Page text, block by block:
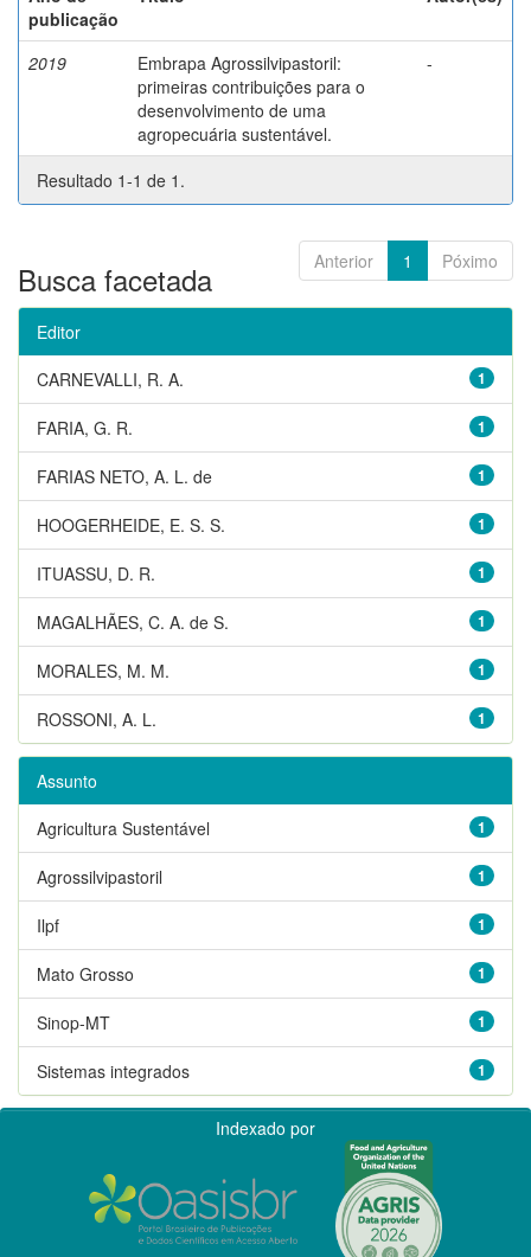
publicação
2019
Embrapa Agrossilvipastoril:
primeiras contribuições para o
desenvolvimento de uma
agropecuária sustentável.
-
Resultado 1-1 de 1.
Anterior 1 Póximo
Busca facetada
Editor
1
CARNEVALLI, R. A.
1
FARIA, G. R.
1
FARIAS NETO, A. L. de
1
HOOGERHEIDE, E. S. S.
1
ITUASSU, D. R.
1
MAGALHÃES, C. A. de S.
1
MORALES, M. M.
1
ROSSONI, A. L.
Assunto
1
Agricultura Sustentável
1
Agrossilvipastoril
1
Ilpf
1
Mato Grosso
1
Sinop-MT
1
Sistemas integrados
Indexado por